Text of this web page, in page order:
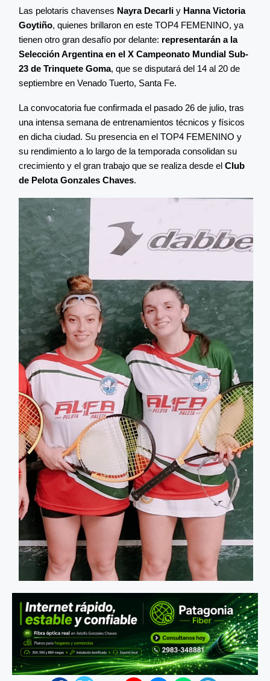
Las pelotaris chavenses Nayra Decarli y Hanna Victoria
Goytiño, quienes brillaron en este TOP4 FEMENINO, ya
tienen otro gran desafío por delante: representarán a la
Selección Argentina en el X Campeonato Mundial Sub-
23 de Trinquete Goma, que se disputará del 14 al 20 de
septiembre en Venado Tuerto, Santa Fe.
La convocatoria fue confirmada el pasado 26 de julio, tras
una intensa semana de entrenamientos técnicos y físicos
en dicha ciudad. Su presencia en el TOP4 FEMENINO y
su rendimiento a lo largo de la temporada consolidan su
crecimiento y el gran trabajo que se realiza desde el Club
de Pelota Gonzales Chaves.